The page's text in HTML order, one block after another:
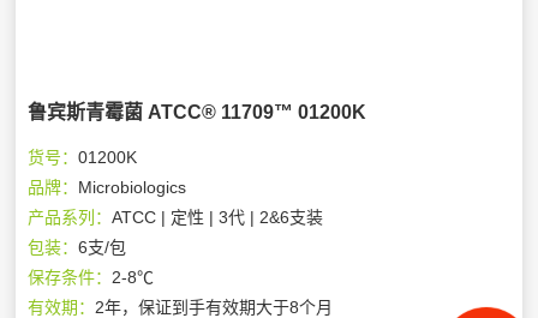
鲁宾斯青霉菌 ATCC® 11709™ 01200K
货号：01200K
品牌： Microbiologics
产品系列：ATCC | 定性 | 3代 | 2&6支装
包装：6支/包
保存条件： 2-8℃
有效期： 2年，保证到手有效期大于8个月